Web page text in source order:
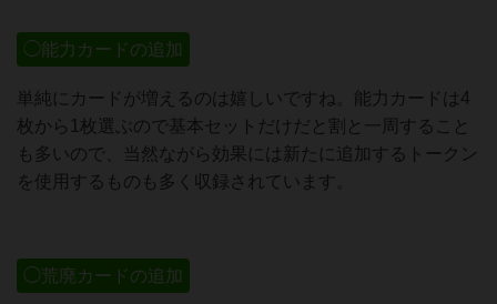
◯能力カードの追加
単純にカードが増えるのは嬉しいですね。能力カードは4
枚から1枚選ぶので基本セットだけだと割と一周すること
も多いので、当然ながら効果には新たに追加するトークン
を使用するものも多く収録されています。
◯荒廃カードの追加